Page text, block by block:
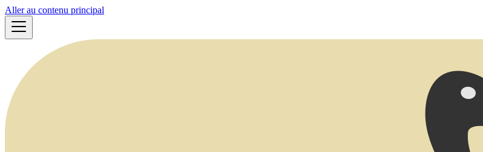
Aller au contenu principal